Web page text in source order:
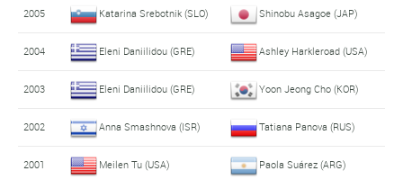
2005 Katarina Srebotnik (SLO) Shinobu Asagoe (JAP)
2004 Eleni Daniilidou (GRE) Ashley Harkleroad (USA)
2003 Eleni Daniilidou (GRE) Yoon Jeong Cho (KOR)
2002 Anna Smashnova (ISR) Tatiana Panova (RUS)
2001 Meilen Tu (USA) Paola Suárez (ARG)